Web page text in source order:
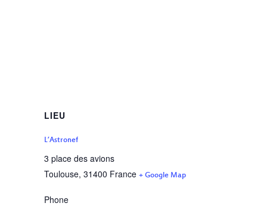
LIEU
L’Astronef
3 place des avions
Toulouse, 31400 France + Google Map
Phone